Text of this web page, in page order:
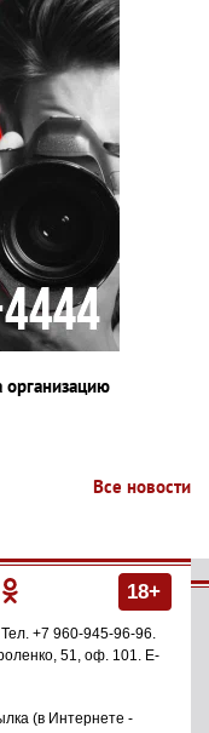
Все новости
18+
. Тел. +7 960-945-96-96
51, оф. 101
. E-
(в Интернете -